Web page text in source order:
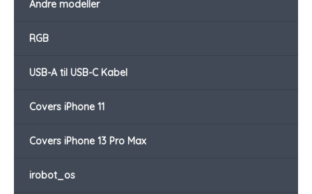
Andre modeller
RGB
USB-A til USB-C Kabel
Covers iPhone 11
Covers iPhone 13 Pro Max
irobot_os